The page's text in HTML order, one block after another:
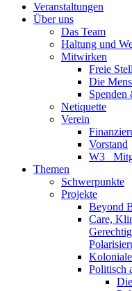
Veranstaltungen
Über uns
Das Team
Haltung und
Mitwirken
Freie
Die
Spenden
Netiquette
Verein
Vorstand
W3_
Themen
Schwerpunkte
Projekte
Beyond
Care,
Politisch